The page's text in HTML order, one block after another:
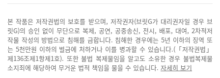
본 작품은 저작권법의 보호를 받으며, 저작권자(브릿G가 대리권자일 경우 브
릿G)의 승인 없이 무단으로 복제, 공연, 공중송신, 전시, 배포, 대여, 2차적저
작물 작성의 방법으로 침해를 금합니다. 침해한 경우에는 5년 이하의 징역 또
는 5천만원 이하의 벌금에 처하거나 이를 병과할 수 있습니다.(「저작권법」
제136조제1항제1호). 또한 불법 복제물임을 알고도 소유한 경우 불법복제물
소지죄에 해당하여 무거운 법적 책임을 물을 수 있습니다. 자세히 보기